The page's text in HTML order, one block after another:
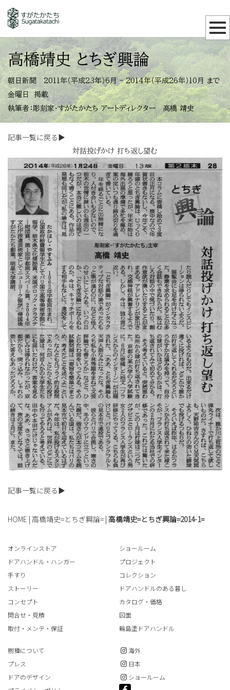
高橋靖史 とちぎ興論
朝日新聞 2011年（平成23年）6月 - 2014年（平成26年）10月 まで
金曜日 掲載
執筆者：彫刻家・すがたかたち アートディレクター 高橋 靖史
記事一覧に戻る▶
対話投げかけ 打ち返し望む
記事一覧に戻る▶
HOME | 高橋靖史=とちぎ興論= | 高橋靖史=とちぎ興論=2014-1=
オンラインストア
ドアハンドル・ハンガー
手すり
ストーリー
コンセプト
問合せ・見積
取付・メンテ・保証
ショールーム
プロジェクト
コレクション
ドアハンドルのある暮し
カタログ・価格
図面
輪島塗ドアハンドル
樹種について
プレス
ドアのデザイン
海外
日本
ショールーム